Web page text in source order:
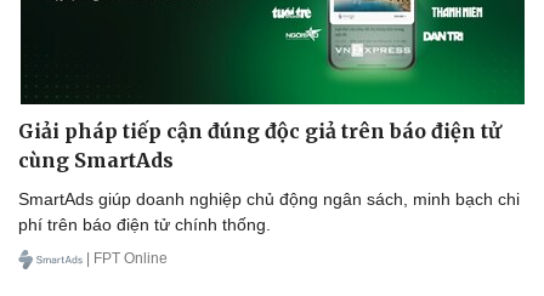
Giải pháp tiếp cận đúng độc giả trên báo điện tử
cùng SmartAds
SmartAds giúp doanh nghiệp chủ động ngân sách, minh bạch chi
phí trên báo điện tử chính thống.
| FPT Online